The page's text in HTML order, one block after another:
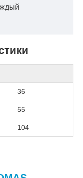
36
55
104